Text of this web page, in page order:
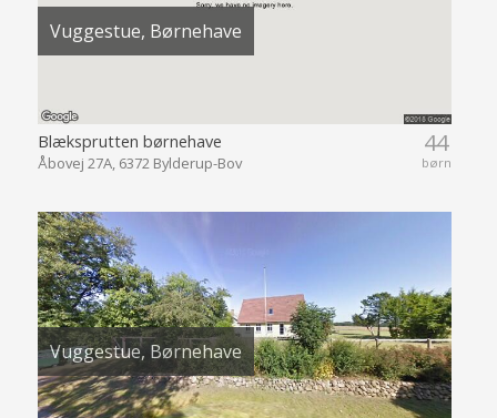
Vuggestue, Børnehave
44
børn
Blæksprutten børnehave
Åbovej 27A, 6372 Bylderup-Bov
Vuggestue, Børnehave